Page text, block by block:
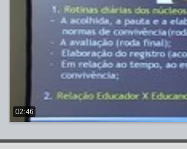
02:46